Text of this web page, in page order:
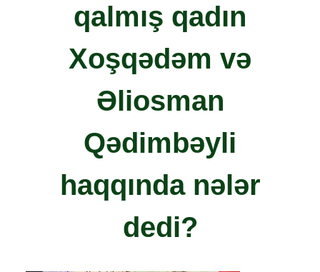
qalmış qadın
Xoşqədəm və
Əliosman
Qədimbəyli
haqqında nələr
dedi?